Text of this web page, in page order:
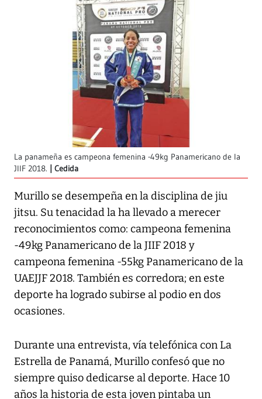
La panameña es campeona femenina -49kg Panamericano de la
JIIF 2018.
Cedida
Murillo se desempeña en la disciplina de jiu
jitsu. Su tenacidad la ha llevado a merecer
reconocimientos como: campeona femenina
-49kg Panamericano de la JIIF 2018 y
campeona femenina -55kg Panamericano de la
UAEJJF 2018. También es corredora; en este
deporte ha logrado subirse al podio en dos
ocasiones.
Durante una entrevista, vía telefónica con La
Estrella de Panamá, Murillo confesó que no
siempre quiso dedicarse al deporte. Hace 10
años la historia de esta joven pintaba un